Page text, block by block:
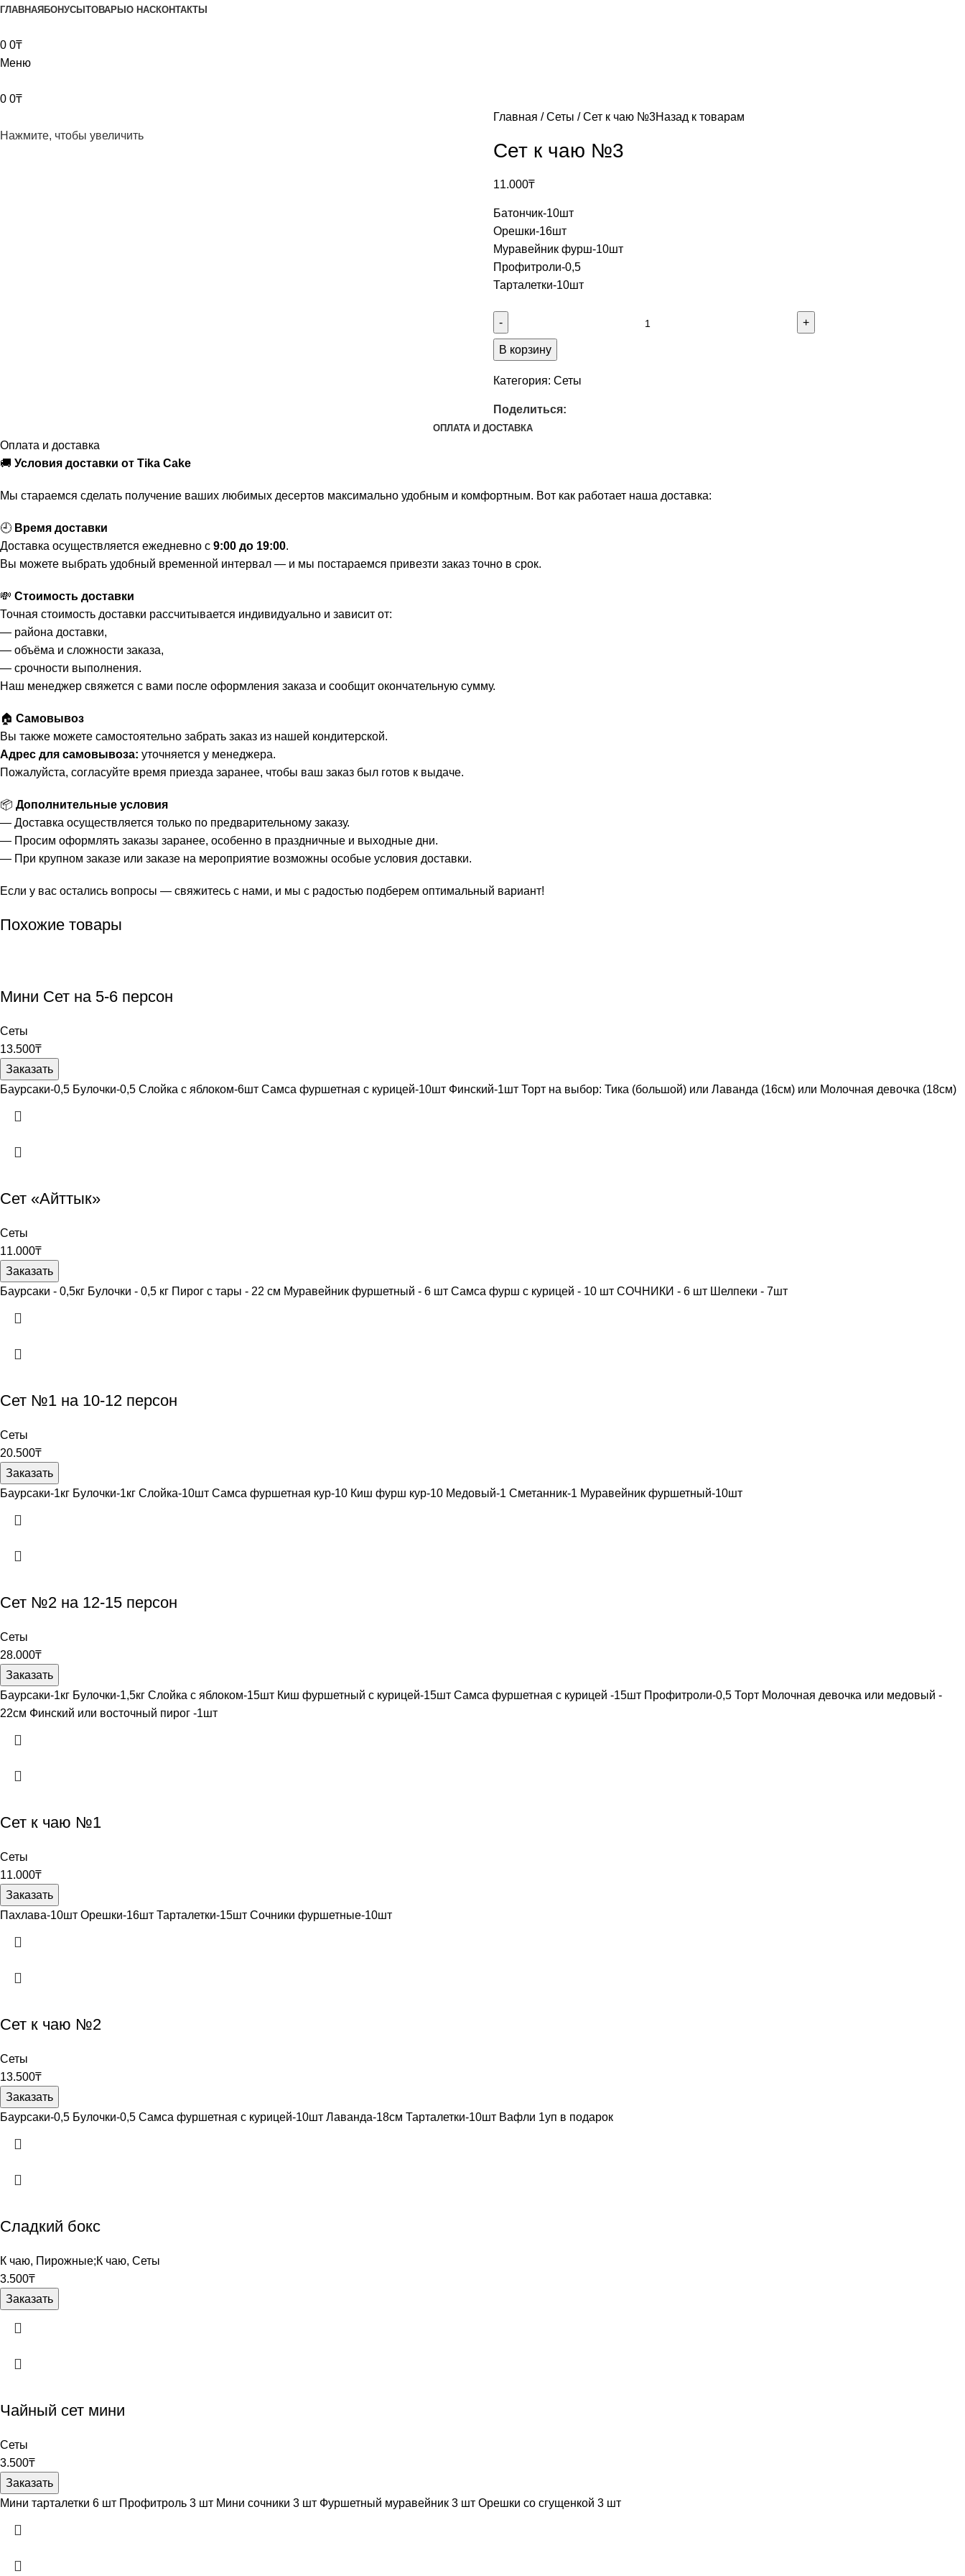
ГЛАВНАЯ БОНУСЫ ТОВАРЫ О НАСКОНТАКТЫ
0 0₸
Меню
0 0₸
Нажмите, чтобы увеличить
Главная Сеты Сет к чаю №3Назад к товарам
Сет к чаю №3
11.000₸
Батончик-10шт
Орешки-16шт
Муравейник фурш-10шт
Профитроли-0,5
Тарталетки-10шт
В корзину
Категория: Сеты
Поделиться:
ОПЛАТА И ДОСТАВКА
Оплата и доставка
🚚 Условия доставки от Tika Cake
Мы стараемся сделать получение ваших любимых десертов максимально удобным и комфортным. Вот как работает наша доставка:
🕘 Время доставки
Доставка осуществляется ежедневно с 9:00 до 19:00.
Вы можете выбрать удобный временной интервал — и мы постараемся привезти заказ точно в срок.
💸 Стоимость доставки
Точная стоимость доставки рассчитывается индивидуально и зависит от:
— района доставки,
— объёма и сложности заказа,
— срочности выполнения.
Наш менеджер свяжется с вами после оформления заказа и сообщит окончательную сумму.
🏠 Самовывоз
Вы также можете самостоятельно забрать заказ из нашей кондитерской.
Адрес для самовывоза: уточняется у менеджера.
Пожалуйста, согласуйте время приезда заранее, чтобы ваш заказ был готов к выдаче.
📦 Дополнительные условия
— Доставка осуществляется только по предварительному заказу.
— Просим оформлять заказы заранее, особенно в праздничные и выходные дни.
— При крупном заказе или заказе на мероприятие возможны особые условия доставки.
Если у вас остались вопросы — свяжитесь с нами, и мы с радостью подберем оптимальный вариант!
Похожие товары
Мини Сет на 5-6 персон
Сеты
13.500₸
Заказать
Баурсаки-0,5 Булочки-0,5 Слойка с яблоком-6шт Самса фуршетная с курицей-10шт Финский-1шт Торт на выбор: Тика (большой) или Лаванда (16см) или Молочная девочка (18см)
Сет «Айттык»
Сеты
11.000₸
Заказать
Баурсаки - 0,5кг Булочки - 0,5 кг Пирог с тары - 22 см Муравейник фуршетный - 6 шт Самса фурш с курицей - 10 шт СОЧНИКИ - 6 шт Шелпеки - 7шт
Сет №1 на 10-12 персон
Сеты
20.500₸
Заказать
Баурсаки-1кг Булочки-1кг Слойка-10шт Самса фуршетная кур-10 Киш фурш кур-10 Медовый-1 Сметанник-1 Муравейник фуршетный-10шт
Сет №2 на 12-15 персон
Сеты
28.000₸
Заказать
Баурсаки-1кг Булочки-1,5кг Слойка с яблоком-15шт Киш фуршетный с курицей-15шт Самса фуршетная с курицей -15шт Профитроли-0,5 Торт Молочная девочка или медовый -
22см Финский или восточный пирог -1шт
Сет к чаю №1
Сеты
11.000₸
Заказать
Пахлава-10шт Орешки-16шт Тарталетки-15шт Сочники фуршетные-10шт
Сет к чаю №2
Сеты
13.500₸
Заказать
Баурсаки-0,5 Булочки-0,5 Самса фуршетная с курицей-10шт Лаванда-18см Тарталетки-10шт Вафли 1уп в подарок
Сладкий бокс
К чаю, Пирожные;К чаю, Сеты
3.500₸
Заказать
Чайный сет мини
Сеты
3.500₸
Заказать
Мини тарталетки 6 шт Профитроль 3 шт Мини сочники 3 шт Фуршетный муравейник 3 шт Орешки со сгущенкой 3 шт